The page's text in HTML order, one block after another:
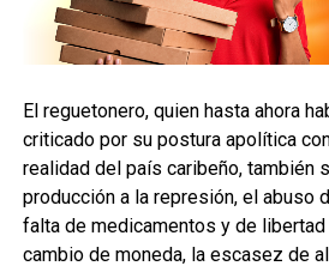
El reguetonero, quien hasta ahora
criticado por su postura apolítica
realidad del país caribeño, también
producción a la represión, el abuso
falta de medicamentos y de libertad
cambio de moneda, la escasez de